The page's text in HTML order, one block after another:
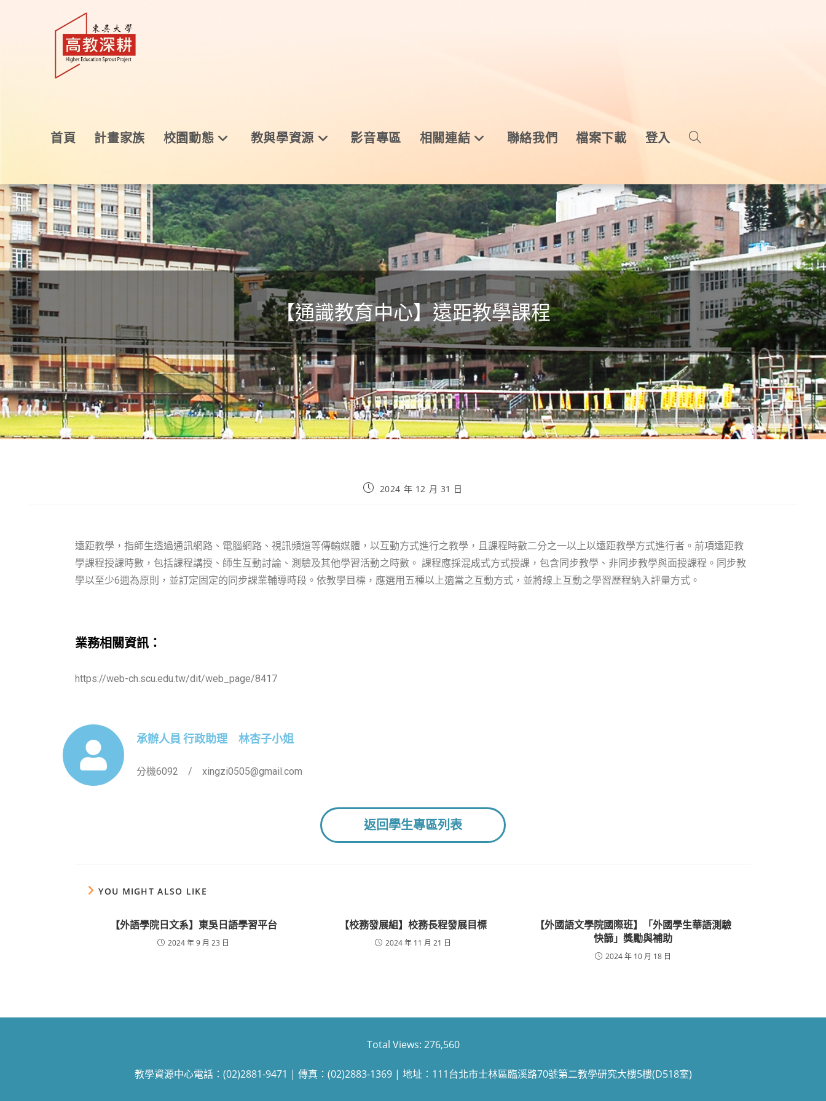
首頁 計畫家族 校園動態 教與學資源 影音專區 相關連結 聯絡我們 檔案下載 登入
【通識教育中心】遠距教學課程
2024 年 12 月 31 日
遠距教學，指師生透過通訊網路、電腦網路、視訊頻道等傳輸媒體，以互動方式進行之教學，且課程時數二分之一以上以遠距教學方式進行者。前項遠距教
學課程授課時數，包括課程講授、師生互動討論、測驗及其他學習活動之時數。 課程應採混成式方式授課，包含同步教學、非同步教學與面授課程。同步教
學以至少6週為原則，並訂定固定的同步課業輔導時段。依教學目標，應選用五種以上適當之互動方式，並將線上互動之學習歷程納入評量方式。
業務相關資訊：
https://web-ch.scu.edu.tw/dit/web_page/8417
承辦人員 行政助理 林杏子小姐
分機6092 / xingzi0505@gmail.com
返回學生專區列表
YOU MIGHT ALSO LIKE
【外語學院日文系】東吳日語學習平台
2024 年 9 月 23 日
【校務發展組】校務長程發展目標
2024 年 11 月 21 日
【外國語文學院國際班】「外國學生華語測驗
快篩」獎勵與補助
2024 年 10 月 18 日
Total Views: 276,560
教學資源中心電話：(02)2881-9471 | 傳真：(02)2883-1369 | 地址：111台北市士林區臨溪路70號第二教學研究大樓5樓(D518室)